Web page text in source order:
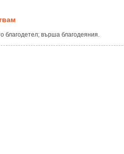
благодетел; върша благодеяния.